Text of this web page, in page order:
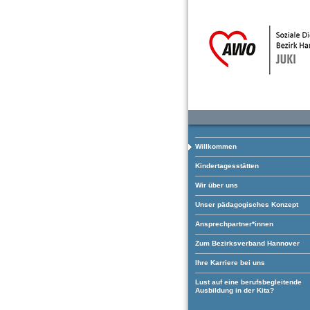
Willkommen
Kindertagesstätten
Wir über uns
Unser pädagogisches Konzept
Ansprechpartner*innen
Zum Bezirksverband Hannover
Ihre Karriere bei uns
Lust auf eine berufsbegleitende
Ausbildung in der Kita?